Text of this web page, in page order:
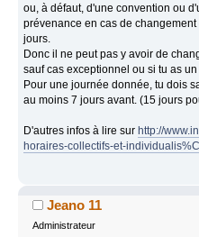
ou, à défaut, d'une convention ou
prévenance en cas de
jours.
Donc il ne peut pas y avoir de
sauf cas exceptionnel ou si tu as
Pour une journée donnée, tu dois
au moins 7 jours avant. (15 jours
D'autres infos à lire sur http://
horaires-collectifs-et-
Jeano 11
Administrateur